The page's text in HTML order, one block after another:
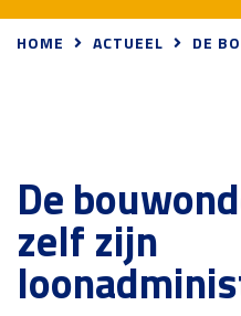
HOME ACTUEEL DE
De
zelf zijn